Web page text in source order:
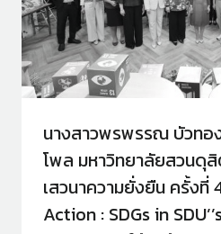
นางสาวพรพรรณ บัวทอ
โพล มหาวิทยาลัยสวนดุสิ
เสวนาความยั่งยืน ครั้ง
Action : SDGs in